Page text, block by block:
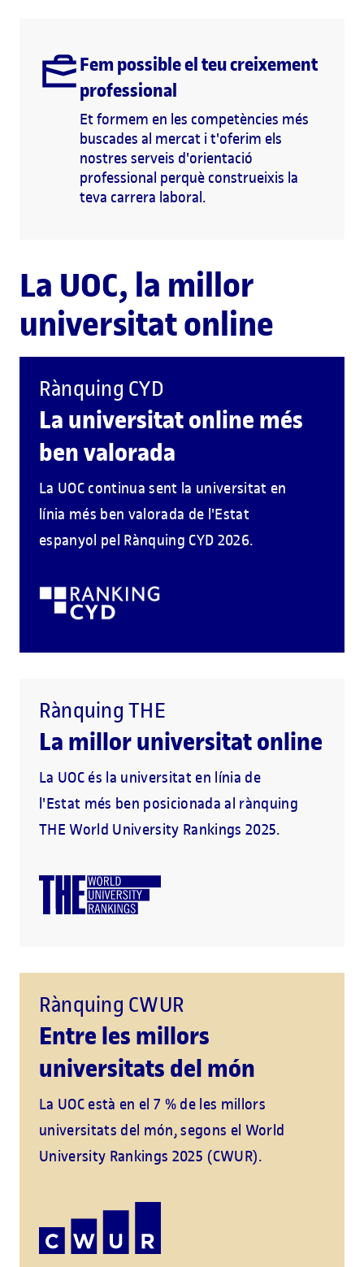
Fem possible el teu creixement
professional
Et formem en les competències més
buscades al mercat i t'oferim els
nostres serveis d'orientació
professional perquè construeixis la
teva carrera laboral.
La UOC, la millor
universitat online
Rànquing CYD
La universitat online més
ben valorada
La UOC continua sent la universitat en
línia més ben valorada de l'Estat
espanyol pel Rànquing CYD 2026.
Rànquing THE
La millor universitat online
La UOC és la universitat en línia de
l'Estat més ben posicionada al rànquing
THE World University Rankings 2025.
Rànquing CWUR
Entre les millors
universitats del món
La UOC està en el 7 % de les millors
universitats del món, segons el World
University Rankings 2025 (CWUR).